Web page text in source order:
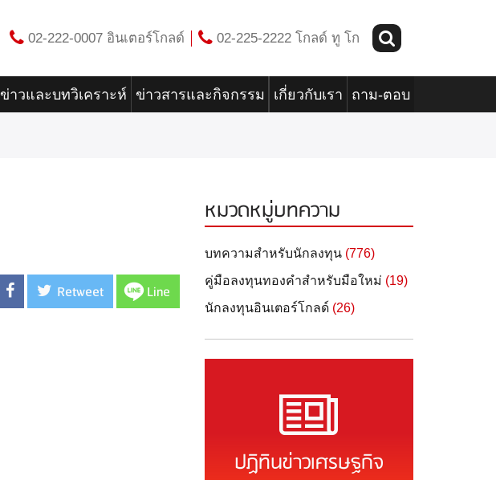
02-222-0007 อินเตอร์โกลด์ 02-225-2222 โกลด์ ทู โก
ข่าวและบทวิเคราะห์ ข่าวสารและกิจกรรม เกี่ยวกับเรา ถาม-ตอบ
Retweet Line
หมวดหมู่บทความ
บทความสำหรับนักลงทุน (776)
คู่มือลงทุนทองคำสำหรับมือใหม่ (19)
นักลงทุนอินเตอร์โกลด์ (26)
ปฏิทินข่าวเศรษฐกิจ